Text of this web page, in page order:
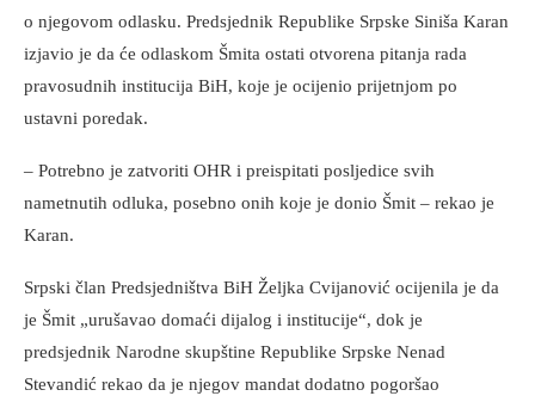
o njegovom odlasku. Predsjednik Republike Srpske Siniša Karan
izjavio je da će odlaskom Šmita ostati otvorena pitanja rada
pravosudnih institucija BiH, koje je ocijenio prijetnjom po
ustavni poredak.
– Potrebno je zatvoriti OHR i preispitati posljedice svih
nametnutih odluka, posebno onih koje je donio Šmit – rekao je
Karan.
Srpski član Predsjedništva BiH Željka Cvijanović ocijenila je da
je Šmit „urušavao domaći dijalog i institucije“, dok je
predsjednik Narodne skupštine Republike Srpske Nenad
Stevandić rekao da je njegov mandat dodatno pogoršao